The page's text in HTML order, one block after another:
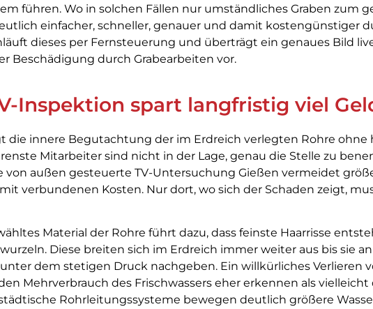
führen. Wo in solchen Fällen nur umständliches Graben zum
einfacher, schneller, genauer und damit kostengünstiger
dieses per Fernsteuerung und überträgt ein genaues Bild
Beschädigung durch Grabearbeiten vor.
Inspektion spart langfristig viel
innere Begutachtung der im Erdreich verlegten Rohre ohne
Mitarbeiter sind nicht in der Lage, genau die Stelle zu
von außen gesteuerte TV-Untersuchung Gießen vermeidet
verbundenen Kosten. Nur dort, wo sich der Schaden zeigt,
Material der Rohre führt dazu, dass feinste Haarrisse
Diese breiten sich im Erdreich immer weiter aus bis sie
dem stetigen Druck nachgeben. Ein willkürliches Verlieren
Mehrverbrauch des Frischwassers eher erkennen als
Rohrleitungssysteme bewegen deutlich größere